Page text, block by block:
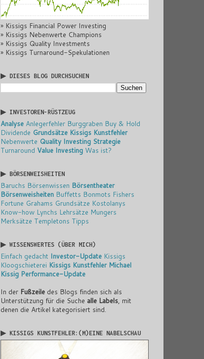
» Kissigs Financial Power Investing
» Kissigs Nebenwerte Champions
» Kissigs Quality Investments
» Kissigs Turnaround-Spekulationen
▶ DIESES BLOG DURCHSUCHEN
▶ INVESTOREN-RÜSTZEUG
Analyse Anlegerfehler Burggraben Buy & Hold
Dividende Grundsätze Kissigs Kunstfehler
Nebenwerte Quality Investing Strategie
Turnaround Value Investing Was ist?
▶ BÖRSENWEISHEITEN
Baruchs Börsenwissen Börsentheater
Börsenweisheiten Buffetts Bonmots Fishers
Fortune Grahams Grundsätze Kostolanys
Know-how Lynchs Lehrsätze Mungers
Merksätze Templetons Tipps
▶ WISSENSWERTES (ÜBER MICH)
Einfach gedacht Investor-Update Kissigs
Kloogschieterei Kissigs Kunstfehler Michael
Kissig Performance-Update
In der Fußzeile des Blogs finden sich als
Unterstützung für die Suche alle Labels , mit
denen die Artikel kategorisiert sind.
▶ KISSIGS KUNSTFEHLER:(M)EINE NABELSCHAU